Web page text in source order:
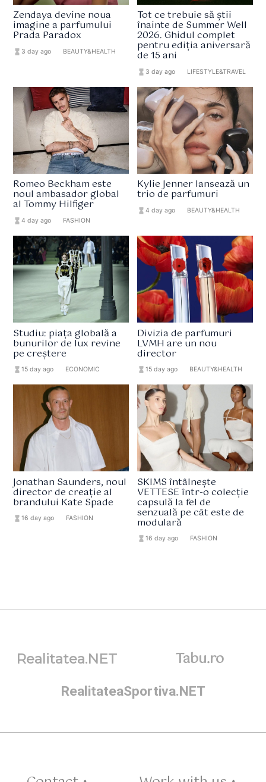
Zendaya devine noua
imagine a parfumului
Prada Paradox
hourglass_full 3 day ago BEAUTY&HEALTH
Tot ce trebuie să știi
înainte de Summer Well
2026. Ghidul complet
pentru ediția aniversară
de 15 ani
hourglass_full 3 day ago LIFESTYLE&TRAVEL
Romeo Beckham este
noul ambasador global
al Tommy Hilfiger
hourglass_full4 day ago FASHION
Kylie Jenner lansează un
trio de parfumuri
hourglass_full 4 day ago BEAUTY&HEALTH
Studiu: piața globală a
bunurilor de lux revine
pe creștere
hourglass_full15 day ago ECONOMIC
Divizia de parfumuri
LVMH are un nou
director
hourglass_full 15 day ago BEAUTY&HEALTH
Jonathan Saunders, noul
director de creație al
brandului Kate Spade
hourglass_full16 day ago FASHION
SKIMS întâlnește
VETTESE într-o colecție
capsulă la fel de
senzuală pe cât este de
modulară
hourglass_full 16 day ago FASHION
Realitatea.NET Tabu.ro
RealitateaSportiva.NET